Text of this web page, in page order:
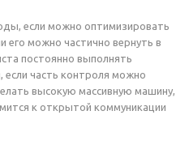
если можно оптимизировать
его можно частично вернуть в
постоянно выполнять
если часть контроля можно
высокую массивную машину,
к открытой коммуникации